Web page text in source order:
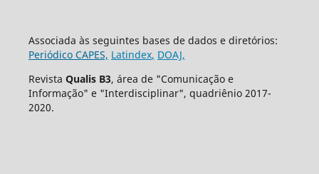
Associada às seguintes bases de dados e diretórios:
Periódico CAPES, Latindex, DOAJ,
Revista Qualis B3, área de "Comunicação e
Informação" e "Interdisciplinar", quadriênio 2017-
2020.